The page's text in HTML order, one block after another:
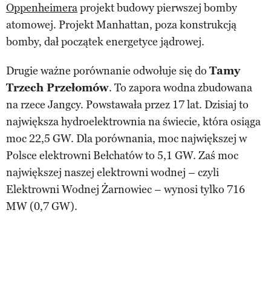
Oppenheimeraprojekt budowy pierwszej bomby
atomowej. Projekt Manhattan, poza konstrukcją
bomby, dał początek energetyce jądrowej.
Drugie ważne porównanie odwołuje się do Tamy
Trzech Przełomów. To zapora wodna zbudowana
na rzece Jangcy. Powstawała przez 17 lat. Dzisiaj to
największa hydroelektrownia na świecie, która osiąga
moc 22,5 GW. Dla porównania, moc największej w
Polsce elektrowni Bełchatów to 5,1 GW. Zaś moc
największej naszej elektrowni wodnej – czyli
Elektrowni Wodnej Żarnowiec – wynosi tylko 716
MW (0,7 GW).